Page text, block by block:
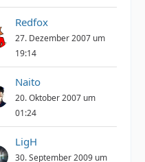
Redfox
27. Dezember 2007 um
19:14
Naito
20. Oktober 2007 um
01:24
LigH
30. September 2009 um